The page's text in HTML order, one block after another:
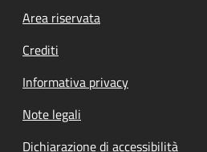
Footer menu
Area riservata
Crediti
Informativa privacy
Note legali
Dichiarazione di accessibilità